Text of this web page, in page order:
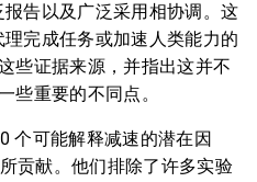
告以及广泛采用相协调。这
完成任务或加速人类能力的
些证据来源，并指出这并不
些重要的不同点。
个可能解释减速的潜在因
贡献。他们排除了许多实验